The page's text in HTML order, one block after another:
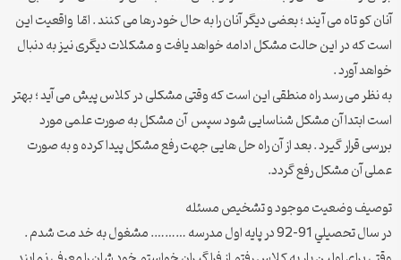
آنان کو تاه می آ یند ؛ بعضی دیگر آنان را به حال خود رها می کنند . امّا واقعیت این
است که در این حالت مشکل ادامه خواهد یافت و مشکلات دیگری نیز به دنبال
خواهد آورد .
به نظر می رسد راه منطقی این است که وقتی مشکلی در کلاس پیش می آید ؛ بهتر
است ابتدا آن مشکل شناسایی شود سپس آن مشکل به صورت علمی مورد
بررسی قرار گیرد . بعد از آن راه حل هایی جهت رفع مشکل پیدا کرده و به صورت
عملی آن مشکل رفع گردد.
توصیف وضعیت موجود و تشخیص مسئله
در سال تحصيلي 91-92 در پايه اول مدرسه ………. مشغول به خد مت شدم .